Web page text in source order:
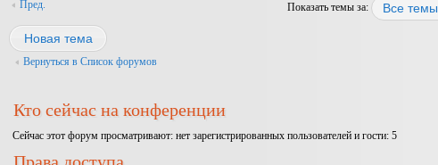
Пред. Показать темы за:
Новая тема
Вернуться в Список форумов
Кто сейчас на конференции
Сейчас этот форум просматривают: нет зарегистрированных пользователей и гости: 5